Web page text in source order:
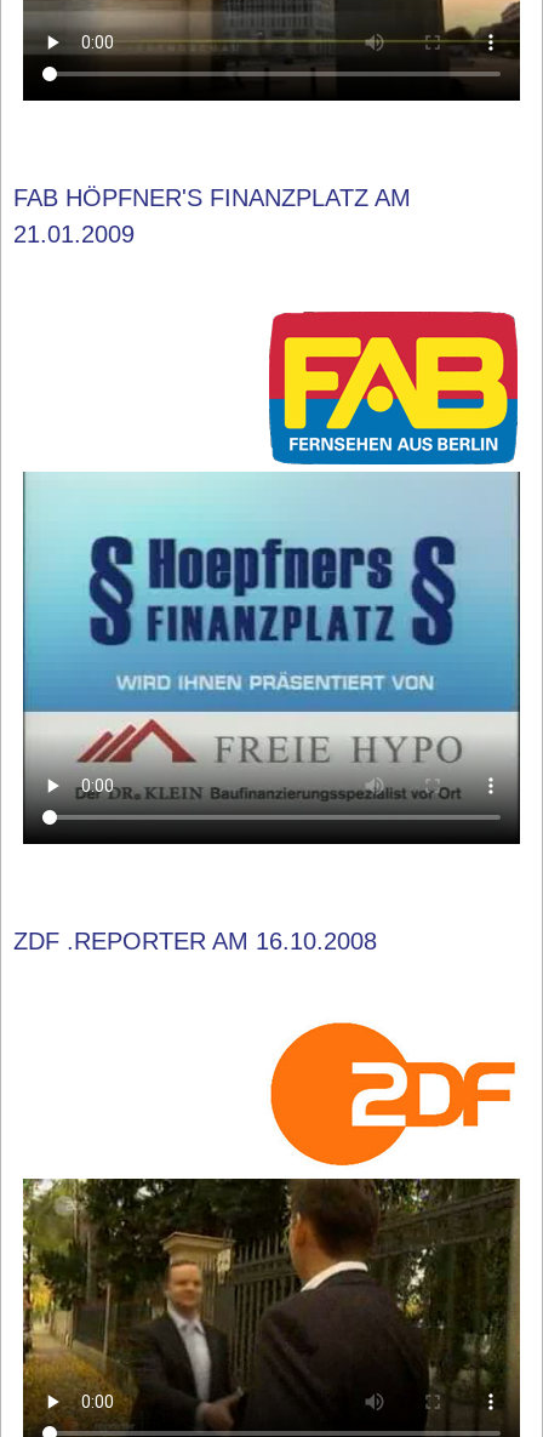
FAB HÖPFNER'S FINANZPLATZ AM
21.01.2009
ZDF .REPORTER AM 16.10.2008